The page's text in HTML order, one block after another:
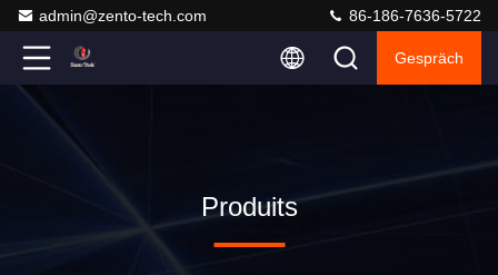
admin@zento-tech.com 86-186-7636-5722
Gespräch
Produits